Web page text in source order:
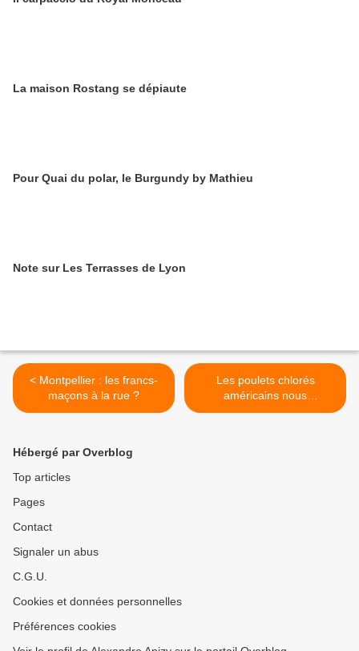
La maison Rostang se dépiaute
Pour Quai du polar, le Burgundy by Mathieu
Note sur Les Terrasses de Lyon
< Montpellier : les francs-
maçons à la rue ?
Les poulets chlorés
américains nous
envahiront-ils ? >
Hébergé par Overblog
Top articles
Pages
Contact
Signaler un abus
C.G.U.
Cookies et données personnelles
Préférences cookies